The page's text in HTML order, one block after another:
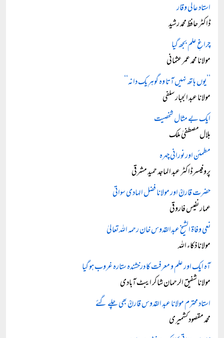
استاد عالی وقار
ڈاکٹر حافظ محمد رشید
چراغِ علم بجھ گیا
مولانا محمد عمر عثمانی
’’یوں ہاتھ نہیں آتا وہ گوہرِ یک دانہ‘‘
مولانا عبد الجبار سلفی
ایک بے مثال شخصیت
بلال مصطفیٰ ملک
مطمئن اور نورانی چہرہ
پروفیسر ڈاکٹر عبد الماجد حمید مشرقی
حضرت قارنؒ اور مولانا فضل الہادی سواتی
عمار نفیس فاروقی
نعی وفاۃ الشیخ عبدالقدوس خان رحمہ اللہ تعالیٰ
مولانا ذکاء اللہ
آہ ایک اور علم و معرفت کا درخشندہ ستارہ غروب ہو گیا
مولانا شفیق الرحمان شاکر ایبٹ آبادی
استاد محترم مولانا عبد القدوس قارنؒ بھی چلے گئے
محمد مقصود کشمیری